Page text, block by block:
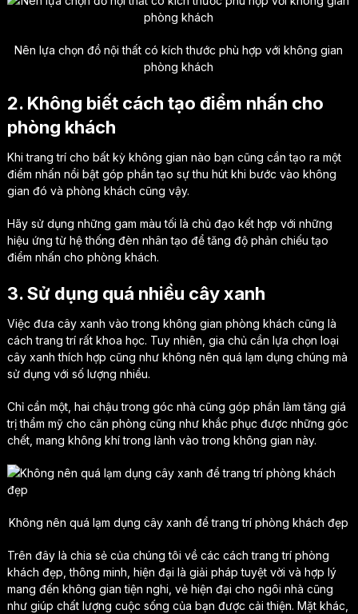
Nên lựa chọn đồ nội thất có kích thước phù hợp với không gian
phòng khách
2. Không biết cách tạo điểm nhấn cho
phòng khách
Khi trang trí cho bất kỳ không gian nào bạn cũng cần tạo ra một
điểm nhấn nổi bật góp phần tạo sự thu hút khi bước vào không
gian đó và phòng khách cũng vậy.
Hãy sử dụng những gam màu tối là chủ đạo kết hợp với những
hiệu ứng từ hệ thống đèn nhân tạo để tăng độ phản chiếu tạo
điểm nhấn cho phòng khách.
3. Sử dụng quá nhiều cây xanh
Việc đưa cây xanh vào trong không gian phòng khách cũng là
cách trang trí rất khoa học. Tuy nhiên, gia chủ cần lựa chọn loại
cây xanh thích hợp cũng như không nên quá lạm dụng chúng mà
sử dụng với số lượng nhiều.
Chỉ cần một, hai chậu trong góc nhà cũng góp phần làm tăng giá
trị thẩm mỹ cho căn phòng cũng như khắc phục được những góc
chết, mang không khí trong lành vào trong không gian này.
Không nên quá lạm dụng cây xanh để trang trí phòng khách đẹp
Trên đây là chia sẻ của chúng tôi về các cách trang trí phòng
khách đẹp, thông minh, hiện đại là giải pháp tuyệt vời và hợp lý
mang đến không gian tiện nghi, vẻ hiện đại cho ngôi nhà cũng
như giúp chất lượng cuộc sống của bạn được cải thiện. Mặt khác,